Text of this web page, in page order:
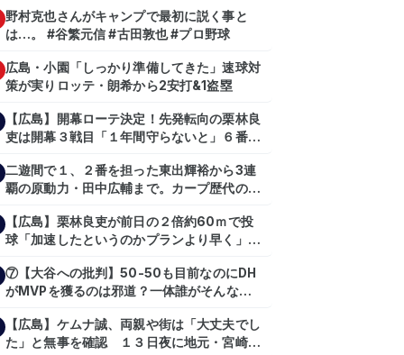
野村克也さんがキャンプで最初に説く事と
は…。 #谷繁元信 #古田敦也 #プロ野球
広島・小園「しっかり準備してきた」速球対
策が実りロッテ・朗希から2安打&1盗塁
【広島】開幕ローテ決定！先発転向の栗林良
吏は開幕３戦目「１年間守らないと」６番手
二遊間で１、２番を担った東出輝裕から3連
覇の原動力・田中広輔まで。カープ歴代のシ
【広島】栗林良吏が前日の２倍約60ｍで投
球「加速したというのかプランより早く」自
⑦【大谷への批判】50-50も目前なのにDH
がMVPを獲るのは邪道？一体誰がそんな事
【shoheiohtani】【池田親興】【高橋慶
彦】【広島東洋カープ】【プロ野球】
【広島】ケムナ誠、両親や街は「大丈夫でし
た」と無事を確認 １３日夜に地元・宮崎県